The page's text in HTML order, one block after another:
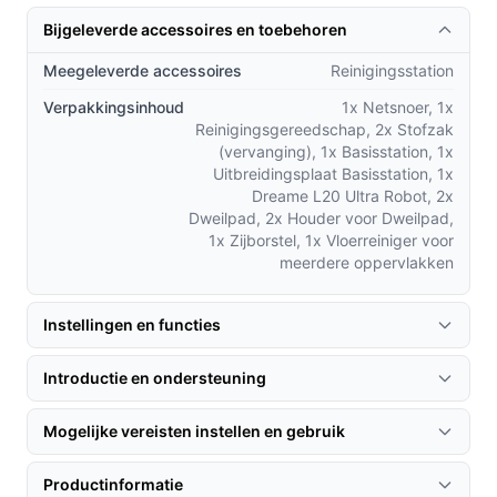
robot te laten navigeren op de meest efficiënte manier.
Vergeet ook niet om de dweilpads regelmatig te
controleren voor optimale reinigingsresultaten.
Specificaties in mensentaal
7.000 Pa
Automatisch basisstation:Ja
Kleur:Wit
Geluidsniveau:63 dB
Stofzak:
Zakloos
Capaciteit verzamelreservoir:3,20 l
HEPA-filter:Ja
Batterijduur:Tot 180 minuten
Oplaadtijd:0 minuten
Bijgeleverde accessoires en toebehoren
Meegeleverde accessoires
Reinigingsstation
Verpakkingsinhoud
1x Netsnoer, 1x
Reinigingsgereedschap, 2x Stofzak
(vervanging), 1x Basisstation, 1x
Uitbreidingsplaat Basisstation, 1x
Dreame L20 Ultra Robot, 2x
Dweilpad, 2x Houder voor Dweilpad,
1x Zijborstel, 1x Vloerreiniger voor
meerdere oppervlakken
Instellingen en functies
Introductie en ondersteuning
Mogelijke vereisten instellen en gebruik
Productinformatie